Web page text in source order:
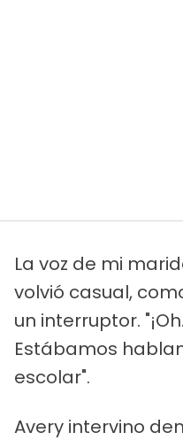
La voz de mi
volvió casual,
un interruptor.
Estábamos
escolar".
Avery intervino